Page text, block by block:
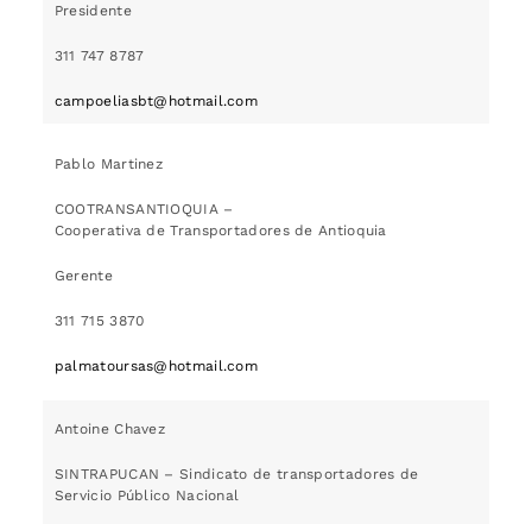
Presidente
311 747 8787
campoeliasbt@hotmail.com
Pablo Martinez
COOTRANSANTIOQUIA –
Cooperativa de Transportadores de Antioquia
Gerente
311 715 3870
palmatoursas@hotmail.com
Antoine Chavez
SINTRAPUCAN – Sindicato de transportadores de
Servicio Público Nacional